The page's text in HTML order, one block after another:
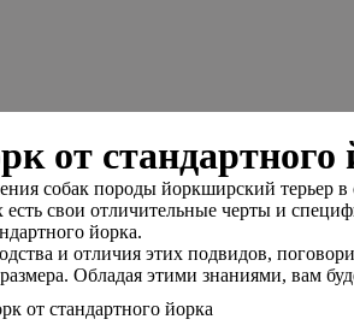
от
собак породы йоркширский терьер
свои отличительные черты и
йорка.
и отличия этих подвидов,
Обладая этими знаниями, вам